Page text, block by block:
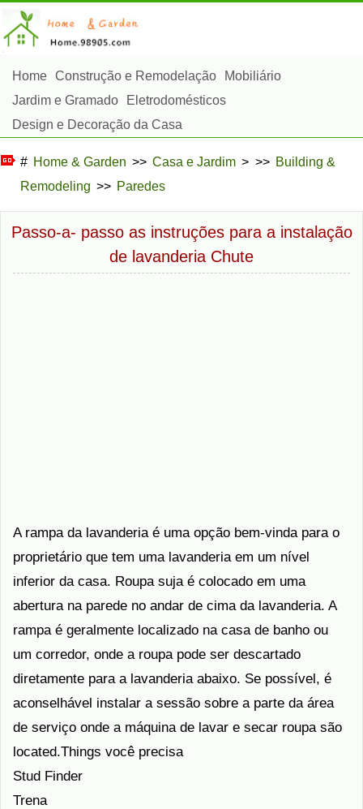
Home Construção e Remodelação
Mobiliário
Jardim e Gramado
Eletrodomésticos
Design e Decoração da Casa
Paisagismo e Construção Externa
Plantas, Flores e Ervas
# Home & Garden >> Casa e Jardim > >> Building &
Remodeling >> Paredes
Passo-a- passo as instruções para a instalação
de lavanderia Chute
A rampa da lavanderia é uma opção bem-vinda para o
proprietário que tem uma lavanderia em um nível
inferior da casa. Roupa suja é colocado em uma
abertura na parede no andar de cima da lavanderia. A
rampa é geralmente localizado na casa de banho ou
um corredor, onde a roupa pode ser descartado
diretamente para a lavanderia abaixo. Se possível, é
aconselhável instalar a sessão sobre a parte da área
de serviço onde a máquina de lavar e secar roupa são
located.Things você precisa
Stud Finder
Trena